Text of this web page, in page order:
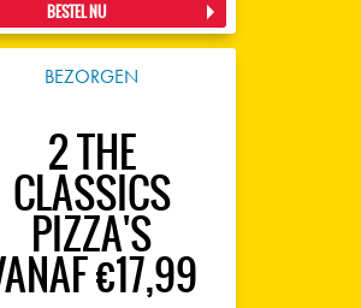
BESTEL NU
BEZORGEN
2 THE
CLASSICS
PIZZA'S
€17,99